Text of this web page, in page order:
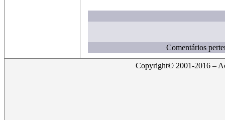
Comentários
Copyright© 2001-2016 –